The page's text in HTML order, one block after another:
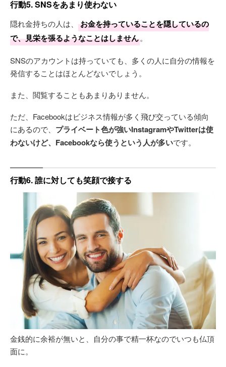
行動5. SNSをあまり使わない
隠れ金持ちの人は、
お金を持っていることを隠しているの
で、見栄を張るようなことはしません。
SNSのアカウントは持っていても、多くの人に自分の情報を
発信することはほとんどないでしょう。
また、閲覧することもあまりありません。
ただ、Facebookはビジネス情報が多く飛び交っている傾向
にあるので、 プライベート色が強いInstagramやTwitterは使
わないけど、Facebookなら使うという人が多いです。
行動6. 誰に対しても笑顔で接する
金銭的に余裕が無いと、自分の事で精一杯なのでいつも仏頂
面に。